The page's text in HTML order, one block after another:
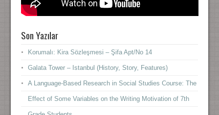
Son Yazılar
Korumalı: Kira Sözleşmesi – Şifa Apt/No 14
Galata Tower – Istanbul (History, Story, Features)
A Language-Based Research in Social Studies Course: The
Effect of Some Variables on the Writing Motivation of 7th